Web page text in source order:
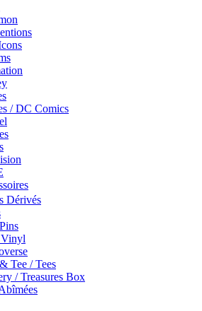
/ DC Comics
Dérivés
Vinyl
Tee / Tees
/ Treasures Box